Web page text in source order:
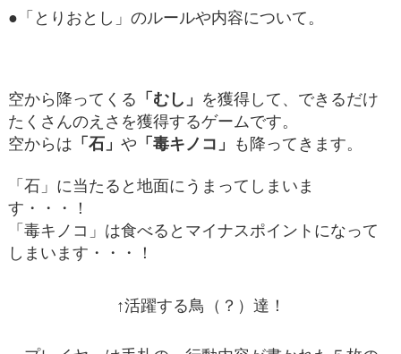
●「とりおとし」のルールや内容について。
空から降ってくる 「むし 」 を獲得して、できるだけ
たくさんのえさを獲得するゲームです。
空からは 「石」や 「毒キノコ」 も降ってきます。
「石」に当たると地面にうまってしまいま
す・・・！
「毒キノコ」は食べるとマイナスポイントになって
しまいます・・・！
↑活躍する鳥（？）達！